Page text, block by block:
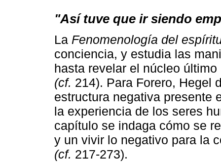
"Así tuve que ir siendo
La Fenomenología del
conciencia, y estudia las
hasta revelar el núcleo
(cf. 214). Para Forero, Hegel
estructura negativa presente
la experiencia de los seres
capítulo se indaga cómo se
y un vivir lo negativo para la
(cf. 217-273).